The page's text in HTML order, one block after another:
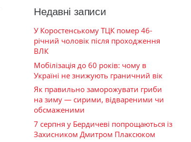
Недавні записи
У Коростенському ТЦК помер 46-
річний чоловік після проходження
ВЛК
Мобілізація до 60 років: чому в
Україні не знижують граничний вік
Як правильно заморожувати гриби
на зиму — сирими, відвареними чи
обсмаженими
7 серпня у Бердичеві попрощаються із
Захисником Дмитром Плаксюком